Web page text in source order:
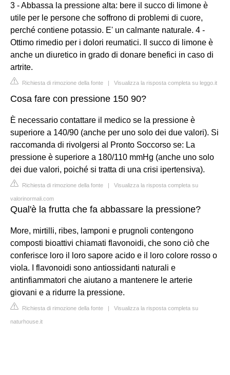
3 - Abbassa la pressione alta: bere il succo di limone è
utile per le persone che soffrono di problemi di cuore,
perché contiene potassio. E' un calmante naturale. 4 -
Ottimo rimedio per i dolori reumatici. Il succo di limone è
anche un diuretico in grado di donare benefici in caso di
artrite.
Richiesta di rimozione della fonte | Visualizza la risposta completa su leggo.it
Cosa fare con pressione 150 90?
È necessario contattare il medico se la pressione è
superiore a 140/90 (anche per uno solo dei due valori). Si
raccomanda di rivolgersi al Pronto Soccorso se: La
pressione è superiore a 180/110 mmHg (anche uno solo
dei due valori, poiché si tratta di una crisi ipertensiva).
Richiesta di rimozione della fonte | Visualizza la risposta completa su
valorinormali.com
Qual'è la frutta che fa abbassare la pressione?
More, mirtilli, ribes, lamponi e prugnoli contengono
composti bioattivi chiamati flavonoidi, che sono ciò che
conferisce loro il loro sapore acido e il loro colore rosso o
viola. I flavonoidi sono antiossidanti naturali e
antinfiammatori che aiutano a mantenere le arterie
giovani e a ridurre la pressione.
Richiesta di rimozione della fonte | Visualizza la risposta completa su
naturhouse.it